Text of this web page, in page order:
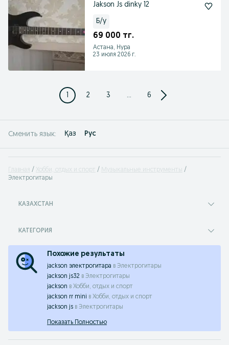
Jakson Js dinky 12
Б/у
69 000 тг.
Астана, Нура
23 июля 2026 г.
1 2 3 ... 6
Сменить язык: Қаз Рус
Главная Хобби, отдых и спорт
Музыкальные инструменты
Электрогитары
КАЗАХСТАН
КАТЕГОРИЯ
Похожие результаты
jackson электрогитара в Электрогитары
jackson js32 в Электрогитары
jackson в Хобби, отдых и спорт
jackson rr mini в Хобби, отдых и спорт
jackson js в Электрогитары
Показать Полностью